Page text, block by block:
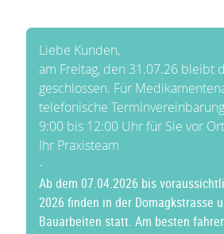
Liebe Kunden,
am Freitag, den 31.07.26 bleibt
geschlossen. Für
telefonische
9:00 bis 12:00 Uhr für Sie vor
Ihr Praxisteam
-
Ab dem 07.04.2026 bis
2026 finden in der Domagkstrasse
Bauarbeiten statt. Am besten